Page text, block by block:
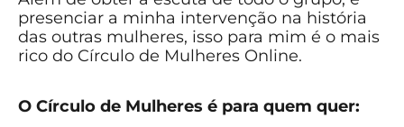
presenciar a minha intervenção na história
das outras mulheres, isso para mim é o mais
rico do Círculo de Mulheres Online.
O Círculo de Mulheres é para quem quer: